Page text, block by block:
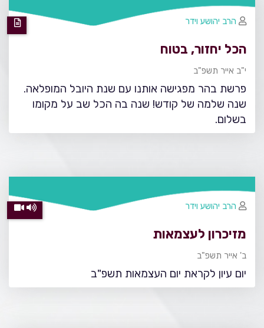
הכל יחזור, בטוח
י"ב אייר תשפ"ב
פרשת בהר מפגישה אותנו עם שנת היובל המופלאה.
שנה שלמה של קודש! שנה בה הכל שב על מקומו
בשלום.
הרב יהושע וידר
מזיכרון לעצמאות
ב' אייר תשפ"ב
יום עיון לקראת יום העצמאות תשפ"ב
הרב יהושע וידר